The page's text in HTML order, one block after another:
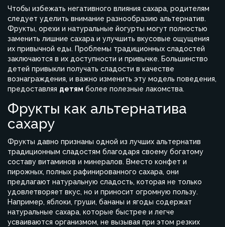
Чтобы избежать негативного влияния сахара, родителям
следует уделить внимание разнообразию альтернатив.
Фрукты, орехи и натуральные йогурты могут полностью
заменить лишние сахара и улучшить вкусовые ощущения
их привычной еды. Проблемы традиционных сладостей
заключаются в их доступности и привычке. Большинство
детей привыкли получать сладости в качестве
вознаграждения, и важно изменить эту модель поведения,
предоставляя детям более полезные лакомства.
Фрукты как альтернатива
сахару
Фрукты давно признаны одной из лучших альтернатив
традиционным сладостям благодаря своему богатому
составу витаминов и минералов. Вместо конфет и
пирожных, полных рафинированного сахара, они
предлагают натуральную сладость, которая не только
удовлетворяет вкус, но и приносит огромную пользу.
Например, яблоки, груши, бананы и ягоды содержат
натуральные сахара, которые быстрее и легче
усваиваются организмом, не вызывая при этом резких